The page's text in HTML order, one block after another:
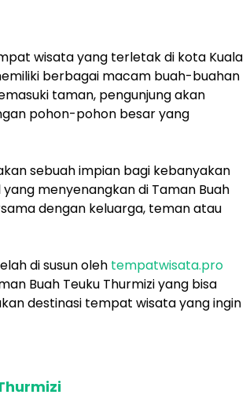
wisata yang terletak di kota Kuala
berbagai macam buah-buahan
taman, pengunjung akan
pohon-pohon besar yang
sebuah impian bagi kebanyakan
menyenangkan di Taman Buah
dengan keluarga, teman atau
di susun oleh tempatwisata.pro
Buah Teuku Thurmizi yang bisa
destinasi tempat wisata yang ingin